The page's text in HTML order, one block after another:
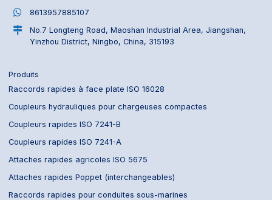
8613957885107
No.7 Longteng Road, Maoshan Industrial Area, Jiangshan,
Yinzhou District, Ningbo, China, 315193
Produits
Raccords rapides à face plate ISO 16028
Coupleurs hydrauliques pour chargeuses compactes
Coupleurs rapides ISO 7241-B
Coupleurs rapides ISO 7241-A
Attaches rapides agricoles ISO 5675
Attaches rapides Poppet (interchangeables)
Raccords rapides pour conduites sous-marines